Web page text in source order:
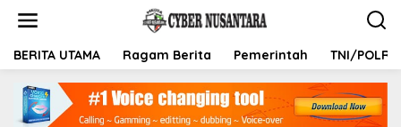
t
BERITA UTAMA Ragam Berita Pemerintah TNI/POLRI